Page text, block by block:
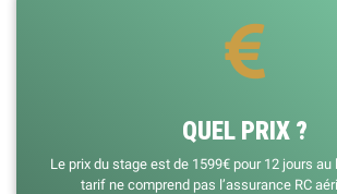
QUEL PRIX ?
Le prix du stage est de 1599€ pour 12 jours au
tarif ne comprend pas l’assurance RC